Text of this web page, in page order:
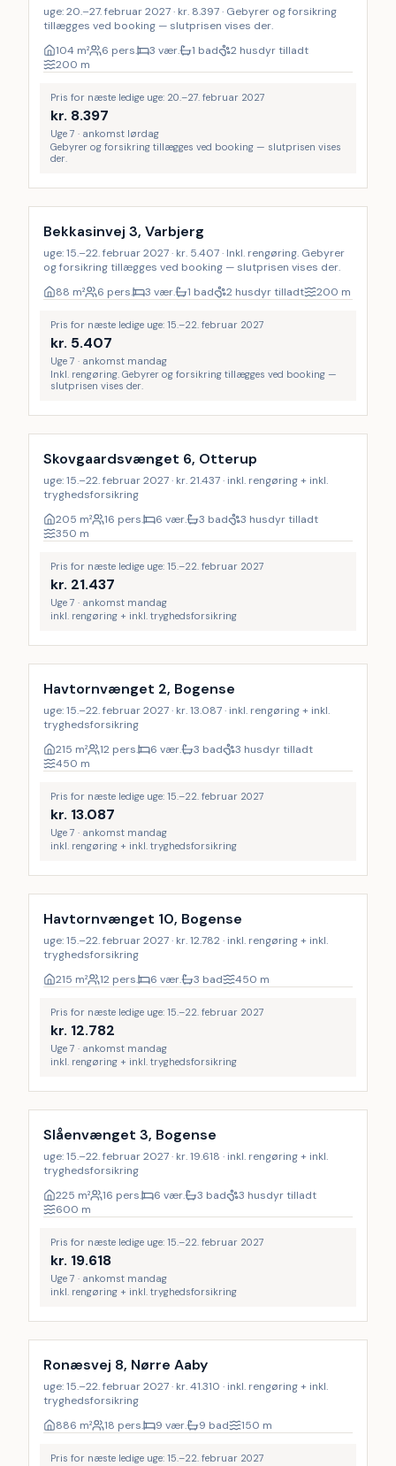
uge: 20.–27. februar 2027 · kr. 8.397 · Gebyrer og forsikring
tillægges ved booking — slutprisen vises der.
104 m² 6 pers. 3 vær. 1 bad
2 husdyr tilladt
200 m
Pris for næste ledige uge: 20.–27. februar 2027
kr. 8.397
Uge 7 · ankomst lørdag
Gebyrer og forsikring tillægges ved booking — slutprisen vises
der.
Inkl. rengøring
Bekkasinvej 3, Varbjerg
uge: 15.–22. februar 2027 · kr. 5.407 · Inkl. rengøring. Gebyrer
og forsikring tillægges ved booking — slutprisen vises der.
88 m² 6 pers. 3 vær. 1 bad 2 husdyr tilladt 200 m
Pris for næste ledige uge: 15.–22. februar 2027
kr. 5.407
Uge 7 · ankomst mandag
Inkl. rengøring. Gebyrer og forsikring tillægges ved booking —
slutprisen vises der.
Inkl. rengøring
Skovgaardsvænget 6, Otterup
uge: 15.–22. februar 2027 · kr. 21.437 · inkl. rengøring + inkl.
tryghedsforsikring
205 m² 16 pers. 6 vær. 3 bad
3 husdyr tilladt
350 m
Pris for næste ledige uge: 15.–22. februar 2027
kr. 21.437
Uge 7 · ankomst mandag
inkl. rengøring + inkl. tryghedsforsikring
Inkl. rengøring
Havtornvænget 2, Bogense
uge: 15.–22. februar 2027 · kr. 13.087 · inkl. rengøring + inkl.
tryghedsforsikring
215 m² 12 pers. 6 vær. 3 bad
3 husdyr tilladt
450 m
Pris for næste ledige uge: 15.–22. februar 2027
kr. 13.087
Uge 7 · ankomst mandag
inkl. rengøring + inkl. tryghedsforsikring
Inkl. rengøring
Havtornvænget 10, Bogense
uge: 15.–22. februar 2027 · kr. 12.782 · inkl. rengøring + inkl.
tryghedsforsikring
215 m² 12 pers. 6 vær. 3 bad 450 m
Pris for næste ledige uge: 15.–22. februar 2027
kr. 12.782
Uge 7 · ankomst mandag
inkl. rengøring + inkl. tryghedsforsikring
Inkl. rengøring
Slåenvænget 3, Bogense
uge: 15.–22. februar 2027 · kr. 19.618 · inkl. rengøring + inkl.
tryghedsforsikring
225 m² 16 pers. 6 vær. 3 bad
3 husdyr tilladt
600 m
Pris for næste ledige uge: 15.–22. februar 2027
kr. 19.618
Uge 7 · ankomst mandag
inkl. rengøring + inkl. tryghedsforsikring
Inkl. rengøring
Ronæsvej 8, Nørre Aaby
uge: 15.–22. februar 2027 · kr. 41.310 · inkl. rengøring + inkl.
tryghedsforsikring
886 m² 18 pers. 9 vær. 9 bad 150 m
Pris for næste ledige uge: 15.–22. februar 2027